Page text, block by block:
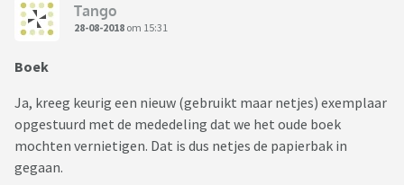
Tango
28-08-2018 om 15:31
Boek
Ja, kreeg keurig een nieuw (gebruikt maar netjes) exemplaar
opgestuurd met de mededeling dat we het oude boek
mochten vernietigen. Dat is dus netjes de papierbak in
gegaan.